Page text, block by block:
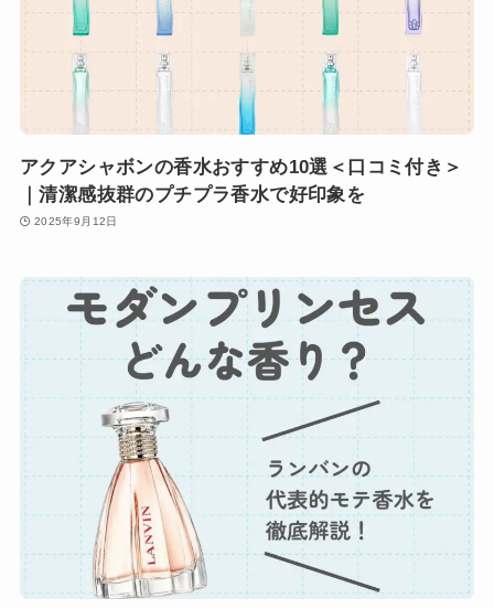
アクアシャボンの香水おすすめ10選＜口コミ付き＞
｜清潔感抜群のプチプラ香水で好印象を
2025年9月12日